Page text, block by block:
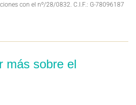
con el nº/28/0832. C.I.F.: G-78096187
más sobre el